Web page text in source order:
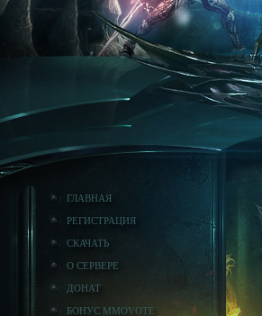
ГЛАВНАЯ
РЕГИСТРАЦИЯ
СКАЧАТЬ
О СЕРВЕРЕ
ДОНАТ
БОНУС MMOVOTE